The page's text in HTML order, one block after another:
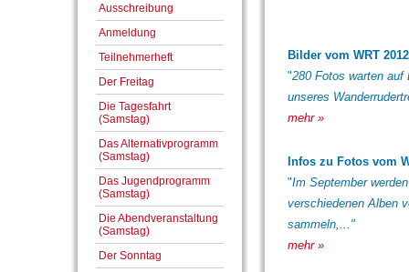
Ausschreibung
Anmeldung
Teilnehmerheft
Der Freitag
Die Tagesfahrt
(Samstag)
Das Alternativprogramm
(Samstag)
Das Jugendprogramm
(Samstag)
Die Abendveranstaltung
(Samstag)
Der Sonntag
Bilder vom WRT
"280 Fotos warten auf
unseres
mehr »
Infos zu Fotos vom
"Im September
verschiedenen Alben
sammeln,..."
mehr »